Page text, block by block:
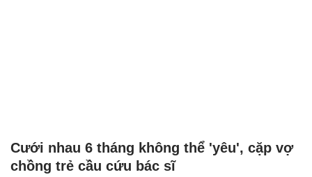
Cưới nhau 6 tháng không thể 'yêu', cặp vợ
chồng trẻ cầu cứu bác sĩ